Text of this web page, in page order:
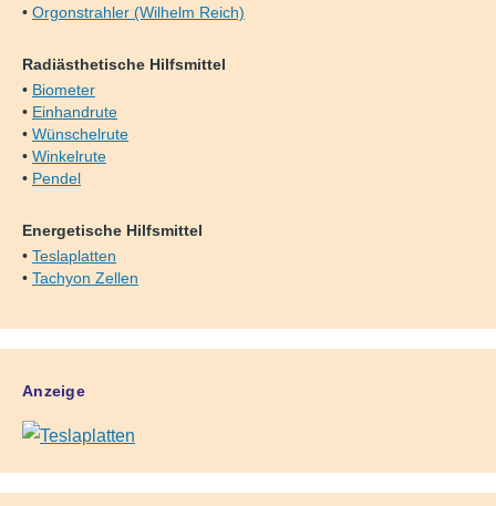
• Orgonstrahler (Wilhelm Reich)
Radiästhetische Hilfsmittel
• Biometer
• Einhandrute
• Wünschelrute
• Winkelrute
• Pendel
Energetische Hilfsmittel
• Teslaplatten
• Tachyon Zellen
Anzeige